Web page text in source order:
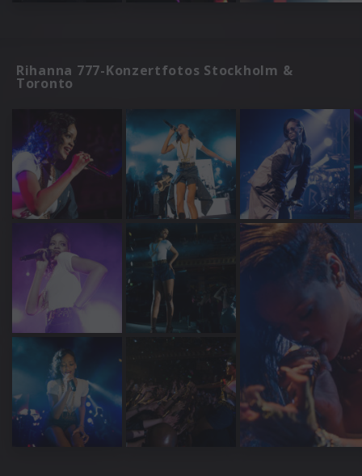
Rihanna 777-Konzertfotos Stockholm &
Toronto